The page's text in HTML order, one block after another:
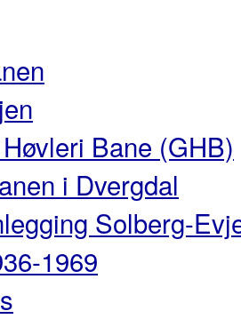
Bane (GHB)
i Dvergdal
Solberg-
1969